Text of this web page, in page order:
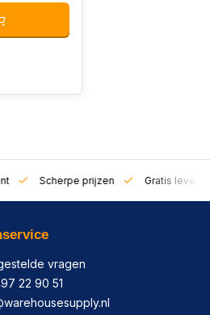
Scherpe prijzen Gratis
vragen
22 90 51